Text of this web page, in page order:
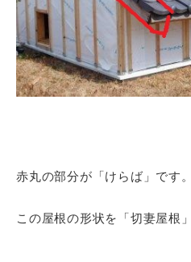
赤丸の部分が「けらば」です。
この屋根の形状を「切妻屋根